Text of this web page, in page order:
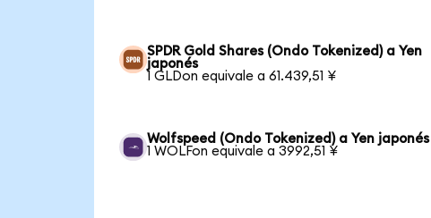
SPDR Gold Shares (Ondo Tokenized) a Yen
japonés
1 GLDon equivale a 61.439,51 ¥
Wolfspeed (Ondo Tokenized) a Yen japonés
1 WOLFon equivale a 3992,51 ¥